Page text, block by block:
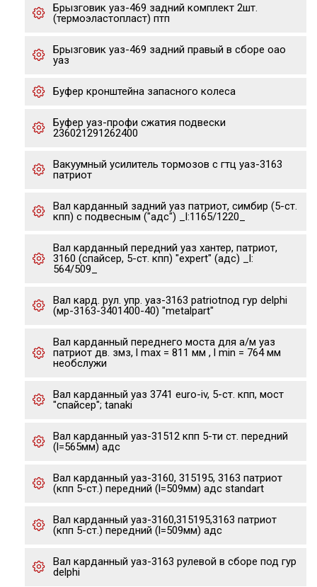
Брызговик уаз-469 задний комплект 2шт.
(термоэластопласт) птп
Брызговик уаз-469 задний правый в сборе оао
уаз
Буфер кронштейна запасного колеса
Буфер уаз-профи сжатия подвески
236021291262400
Вакуумный усилитель тормозов с гтц уаз-3163
патриот
Вал карданный задний уаз патриот, симбир (5-ст.
кпп) с подвесным ("адс") _l:1165/1220_
Вал карданный передний уаз хантер, патриот,
3160 (спайсер, 5-ст. кпп) "expert" (адс) _l:
564/509_
Вал кард. рул. упр. уаз-3163 patriotпод гур delphi
(мр-3163-3401400-40) "metalpart"
Вал карданный переднего моста для а/м уаз
патриот дв. змз, l max = 811 мм , l min = 764 мм
необслужи
Вал карданный уаз 3741 euro-iv, 5-ст. кпп, мост
"спайсер"; tanaki
Вал карданный уаз-31512 кпп 5-ти ст. передний
(l=565мм) адс
Вал карданный уаз-3160, 315195, 3163 патриот
(кпп 5-ст.) передний (l=509мм) адс standart
Вал карданный уаз-3160,315195,3163 патриот
(кпп 5-ст.) передний (l=509мм) адс
Вал карданный уаз-3163 рулевой в сборе под гур
delphi